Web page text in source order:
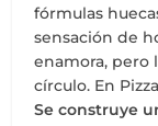
fórmulas
sensación de
enamora, pero
círculo. En
Se construye